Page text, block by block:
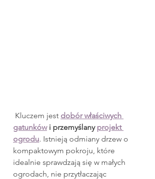
Kluczem jest dobór właściwych
gatunków i przemyślany projekt
ogrodu. Istnieją odmiany drzew o
kompaktowym pokroju, które
idealnie sprawdzają się w małych
ogrodach, nie przytłaczając